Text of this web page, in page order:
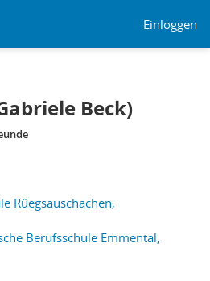
Einloggen
Beck)
Rüegsauschachen,
Berufsschule Emmental,